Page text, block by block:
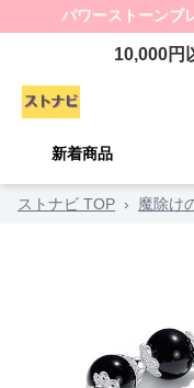
パワーストーンブ
10,000円
新着商品
ストナビ TOP › 魔除け